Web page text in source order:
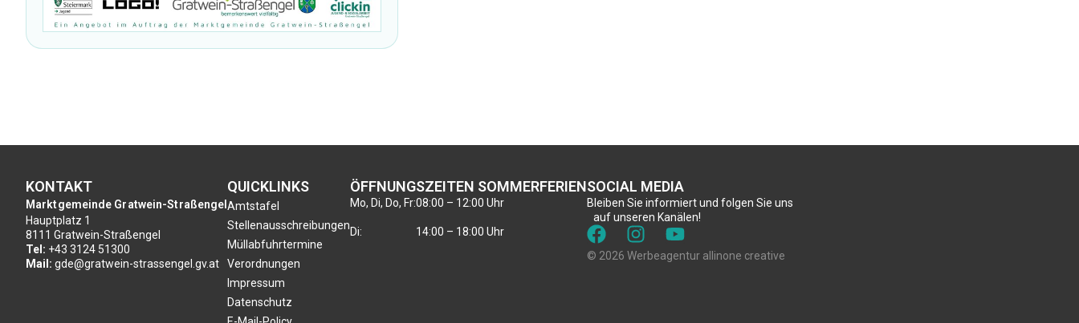
KONTAKT
Marktgemeinde Gratwein-Straßengel
Hauptplatz 1
8111 Gratwein-Straßengel
Tel: +43 3124 51300
Mail: gde@gratwein-strassengel.gv.at
QUICKLINKS
Amtstafel
Stellenausschreibungen
Müllabfuhrtermine
Verordnungen
Impressum
Datenschutz
ÖFFNUNGSZEITEN SOMMERFERIEN
Mo, Di, Do, Fr:
Di:
08:00 – 12:00 Uhr
14:00 – 18:00 Uhr
SOCIAL MEDIA
Bleiben Sie informiert und folgen Sie uns
auf unseren Kanälen!
© 2026 Werbeagentur allinone creative